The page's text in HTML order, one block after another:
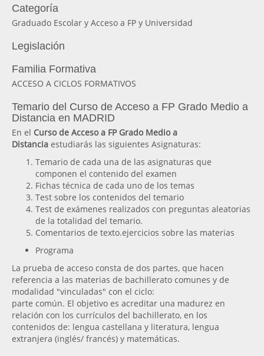
Categoría
Graduado Escolar y Acceso a FP y Universidad
Legislación
Familia Formativa
ACCESO A CICLOS FORMATIVOS
Temario del Curso de Acceso a FP Grado Medio a
Distancia en MADRID
En el Curso de Acceso a FP Grado Medio a
Distancia estudiarás las siguientes Asignaturas:
Temario de cada una de las asignaturas que
componen el contenido del examen
Fichas técnica de cada uno de los temas
Test sobre los contenidos del temario
Test de exámenes realizados con preguntas aleatorias
de la totalidad del temario.
Comentarios de texto.ejercicios sobre las materias
Programa
La prueba de acceso consta de dos partes, que hacen
referencia a las materias de bachillerato comunes y de
modalidad "vinculadas" con el ciclo:
parte común. El objetivo es acreditar una madurez en
relación con los currículos del bachillerato, en los
contenidos de: lengua castellana y literatura, lengua
extranjera (inglés/ francés) y matemáticas.